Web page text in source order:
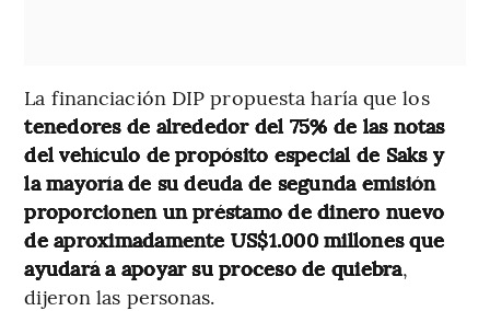
La financiación DIP propuesta haría que los
tenedores de alrededor del 75% de las notas
del vehículo de propósito especial de Saks y
la mayoría de su deuda de segunda emisión
proporcionen un préstamo de dinero nuevo
de aproximadamente US$1.000 millones que
ayudará a apoyar su proceso de quiebra,
dijeron las personas.